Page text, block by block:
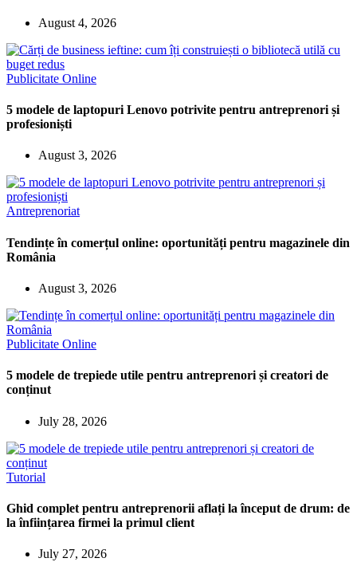
August 4, 2026
Publicitate Online
5 modele de laptopuri Lenovo potrivite pentru antreprenori și
profesioniști
August 3, 2026
Antreprenoriat
Tendințe în comerțul online: oportunități pentru magazinele din
România
August 3, 2026
Publicitate Online
5 modele de trepiede utile pentru antreprenori și creatori de
conținut
July 28, 2026
Tutorial
Ghid complet pentru antreprenorii aflați la început de drum: de
la înființarea firmei la primul client
July 27, 2026